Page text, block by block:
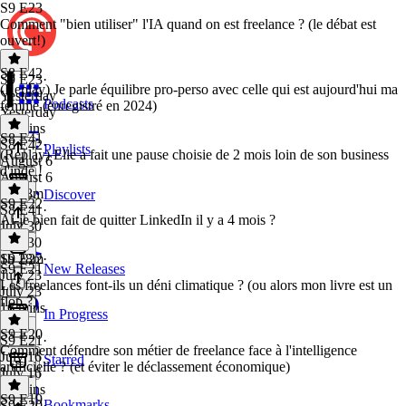
Podcasts
Playlists
Discover
New Releases
In Progress
Starred
S9 E23
Comment "bien utiliser" l'IA quand on est freelance ? (le débat est
ouvert!)
S9 E23·
Yesterday
Yesterday
25 mins
S8 E42
(Replay) Je parle équilibre pro-perso avec celle qui est aujourd'hui ma
femme (enregistré en 2024)
S8 E42·
August 6
August 6
1h 48m
S8 E41
(Replay) Elle a fait une pause choisie de 2 mois loin de son business
d'indé !
S8 E41·
July 30
July 30
1h 28m
S9 E22
Ai-je bien fait de quitter LinkedIn il y a 4 mois ?
S9 E22·
July 23
July 23
16 mins
S9 E21
Les freelances font-ils un déni climatique ? (ou alors mon livre est un
flop ?)
S9 E21·
July 16
July 16
33 mins
S9 E20
Comment défendre son métier de freelance face à l'intelligence
artificielle ? (et éviter le déclassement économique)
S9 E19